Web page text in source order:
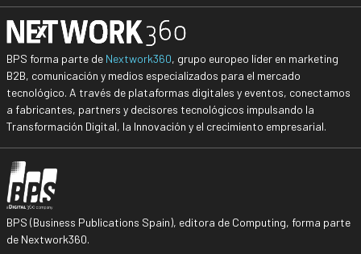
BPS forma parte de Nextwork360, grupo europeo líder en marketing
B2B, comunicación y medios especializados para el mercado
tecnológico. A través de plataformas digitales y eventos, conectamos
a fabricantes, partners y decisores tecnológicos impulsando la
Transformación Digital, la Innovación y el crecimiento empresarial.
BPS (Business Publications Spain), editora de Computing, forma parte
de Nextwork360.